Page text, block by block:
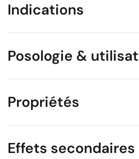
Indications
Posologie &
Propriétés
Effets secondaires